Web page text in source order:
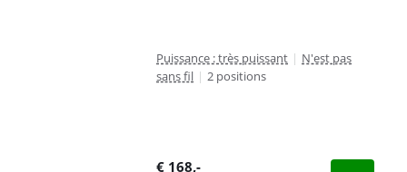
Puissance : très puissant | N'est pas
sans fil | 2 positions
€ 168,-